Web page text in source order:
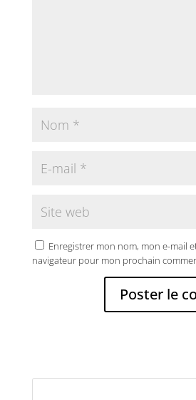
Enregistrer mon nom, mon e-mail
navigateur pour mon prochain